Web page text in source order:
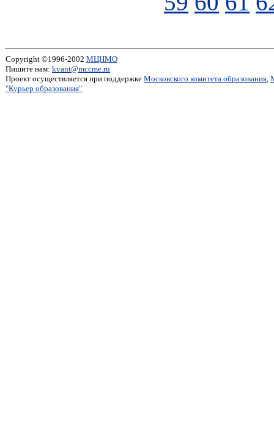
Copyright ©1996-2002 МЦНМО
Пишите нам: kvant@mccme.ru
Проект осуществляется при поддержке Московского комитета образования,
"Курьер образования"